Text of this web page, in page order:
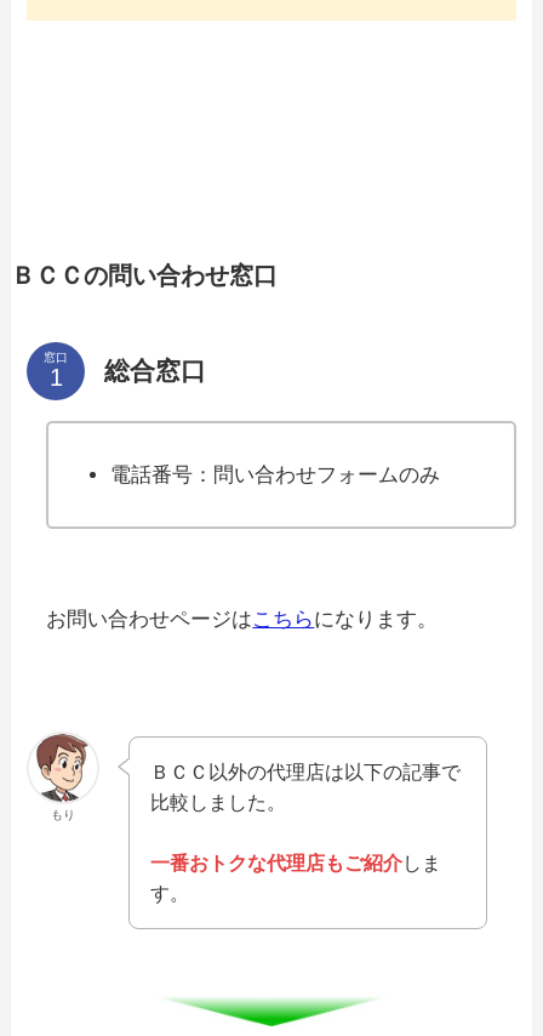
ＢＣＣの問い合わせ窓口
窓口 総合窓口
電話番号：問い合わせフォームのみ
お問い合わせページはこちらになります。
もり
ＢＣＣ以外の代理店は以下の記事で
比較しました。
一番おトクな代理店もご紹介しま
す。